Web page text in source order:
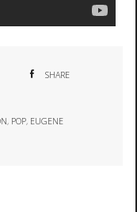
SHARE
, POP, EUGENE